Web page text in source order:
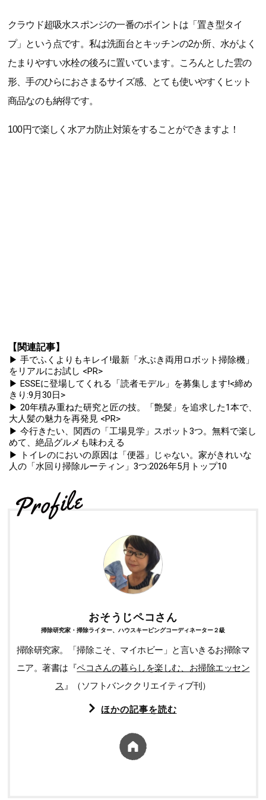
クラウド超吸水スポンジの一番のポイントは「置き型タイ
プ」という点です。私は洗面台とキッチンの2か所、水がよく
たまりやすい水栓の後ろに置いています。ころんとした雲の
形、手のひらにおさまるサイズ感、とても使いやすくヒット
商品なのも納得です。
100円で楽しく水アカ防止対策をすることができますよ！
【関連記事】
▶ 手でふくよりもキレイ!最新「水ぶき両用ロボット掃除機」
をリアルにお試し <PR>
▶ ESSEに登場してくれる「読者モデル」を募集します!<締め
きり:9月30日>
▶ 20年積み重ねた研究と匠の技。「艶髪」を追求した1本で、
大人髪の魅力を再発見 <PR>
▶ 今行きたい、関西の「工場見学」スポット3つ。無料で楽し
めて、絶品グルメも味わえる
▶ トイレのにおいの原因は「便器」じゃない。家がきれいな
人の「水回り掃除ルーティン」3つ:2026年5月トップ10
おそうじペコさん
掃除研究家・掃除ライター、ハウスキーピングコーディネーター２級
掃除研究家。「掃除こそ、マイホビー」と言いきるお掃除マ
ニア。著書は『ペコさんの暮らしを楽しむ、お掃除エッセン
ス 』（ソフトバンククリエイティブ刊）
ほかの記事を読む